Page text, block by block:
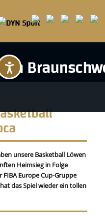
unsere Basketball Löwen
Heimsieg in Folge
Europe Cup-Gruppe
das Spiel wieder ein tollen